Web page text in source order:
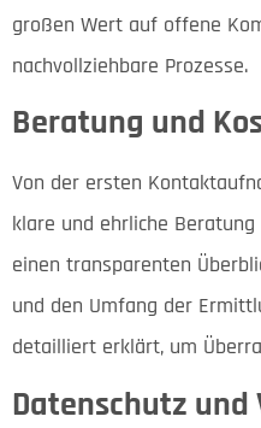
großen Wert auf offene
nachvollziehbare Prozesse.
Beratung und
Von der ersten
klare und ehrliche
einen transparenten
und den Umfang der
detailliert erklärt, um
Datenschutz